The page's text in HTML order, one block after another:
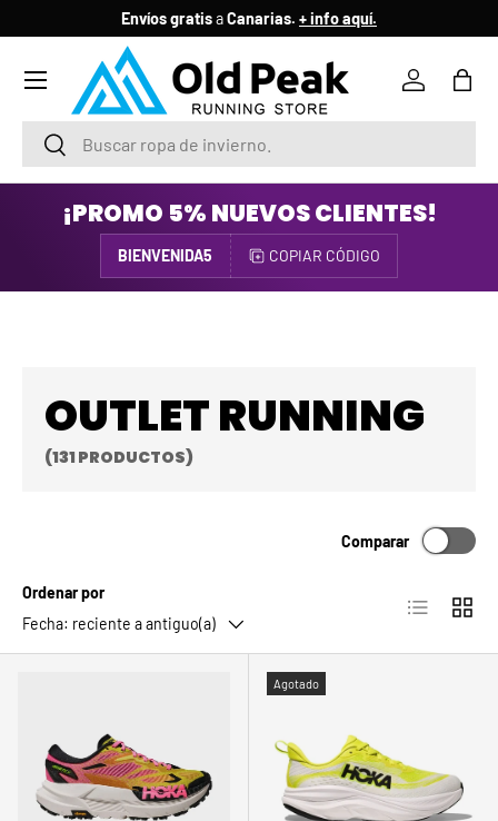
IR AL CONTENIDO
Envíos gratisaCanarias. + info aquí.
BuscarBuscar
Iniciar
Menú
¡PROMO 5% NUEVOS CLIENTES!
BIENVENIDA5 COPIAR CÓDIGO
OUTLET RUNNING
(131 PRODUCTOS)
Ordenar por
Fecha: reciente a antiguo(a)
Comparar
Lista
Agotado